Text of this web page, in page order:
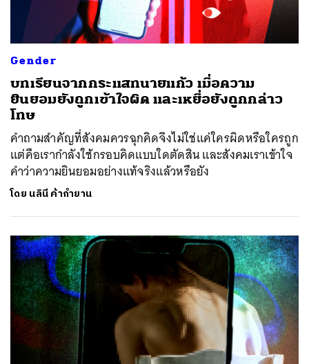
Gender
บทเรียนจากกระแสทนายแก้ว เมื่อความ
ยินยอมยังถูกเข้าใจผิด และเหยื่อยังถูกกล่าว
โทษ
คำถามสำคัญที่สังคมควรฉุกคิดจึงไม่ใช่แค่ใครผิดหรือใครถูก
แต่คือเรากำลังใช้กรอบคิดแบบใดตัดสิน และสังคมเราเข้าใจ
คำว่าความยินยอมอย่างแท้จริงแล้วหรือยัง
โดย นลินี ค้ากำยาน